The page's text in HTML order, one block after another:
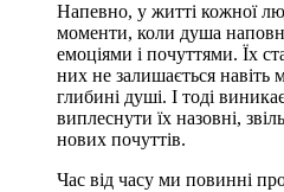
Напевно, у житті кожної
моменти, коли душа
емоціями і почуттями. Їх
них не залишається навіть
глибині душі. І тоді
виплеснути їх назовні,
нових почуттів.
Час від часу ми повинні